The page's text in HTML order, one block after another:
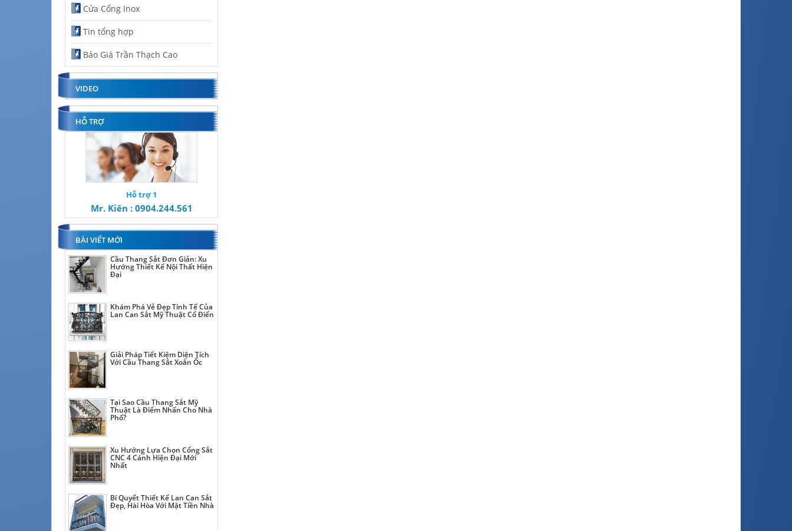
Cửa Cổng Inox
Tin tổng hợp
Báo Giá Trần Thạch Cao
VIDEO
HỖ TRỢ
Hỗ trợ 1
Mr. Kiên : 0904.244.561
BÀI VIẾT MỚI
Cầu Thang Sắt Đơn Giản: Xu
Hướng Thiết Kế Nội Thất Hiện
Đại
Khám Phá Vẻ Đẹp Tinh Tế Của
Lan Can Sắt Mỹ Thuật Cổ Điển
Giải Pháp Tiết Kiệm Diện Tích
Với Cầu Thang Sắt Xoắn Ốc
Tại Sao Cầu Thang Sắt Mỹ
Thuật Là Điểm Nhấn Cho Nhà
Phố?
Xu Hướng Lựa Chọn Cổng Sắt
CNC 4 Cánh Hiện Đại Mới
Nhất
Bí Quyết Thiết Kế Lan Can Sắt
Đẹp, Hài Hòa Với Mặt Tiền Nhà